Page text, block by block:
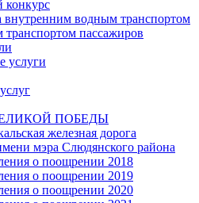
внутренним водным транспортом
транспортом пассажиров
услуги
ПОБЕДЫ
железная дорога
мэра Слюдянского района
о поощрении 2018
о поощрении 2019
о поощрении 2020